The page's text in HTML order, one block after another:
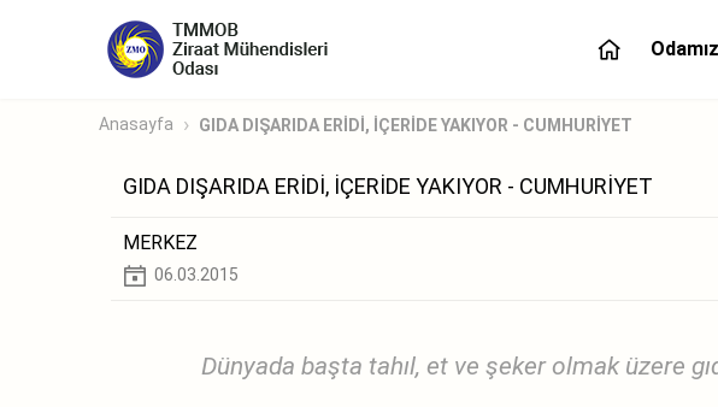
Odamız
Anasayfa GIDA DIŞARIDA ERİDİ, İÇERİDE YAKIYOR - CUMHURİYET
GIDA DIŞARIDA ERİDİ, İÇERİDE YAKIYOR - CUMHURİYET
MERKEZ
06.03.2015
Dünyada başta tahıl, et ve şeker olmak üzere